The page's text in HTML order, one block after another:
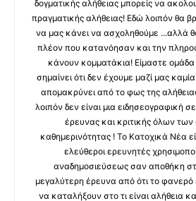
δογματικής αλήθειας μπορείς να
πραγματικής αλήθειας! Εδώ λοιπόν θα
να μας κάνει να ασχοληθούμε ...αλλά
πλέον που κατανόησαν και την
κάνουν κομματάκια! Είμαστε
σημαίνει ότι δεν έχουμε μαζί μας
απομακρύνει από το φως της
λοιπόν δεν είναι μια ειδησεογραφική
έρευνας και κριτικής όλων των
καθημερινότητας ! Το Κατοχικά Νέα
ελεύθεροι ερευνητές
αναδημοσιεύσεως σαν αποθήκη
μεγαλύτερη έρευνα από ότι το φανερό
να καταλήξουν στο τι είναι αλήθεια